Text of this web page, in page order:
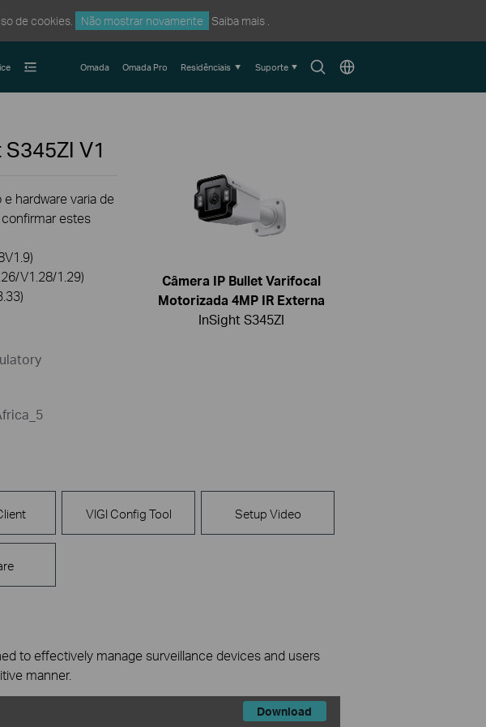
de cookies. Não mostrar novamente Saiba mais
SearchChoose
Omada Omada Pro Residênciais Suporte
V1
hardware varia de
estes
V1.28/1.29)
Câmera IP Bullet Varifocal
Motorizada 4MP IR Externa
InSight S345ZI
VIGI Config Tool Setup Video
to effectively manage surveillance devices and users
manner.
Download